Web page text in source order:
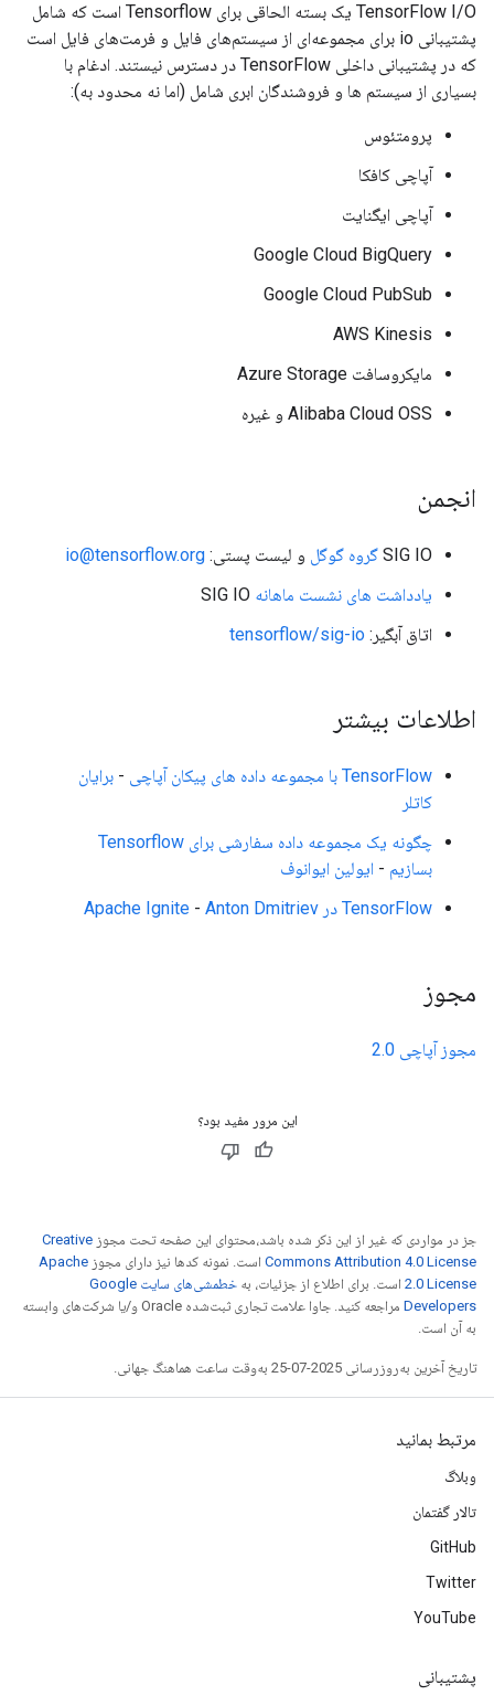
TensorFlow I/O یک بسته الحاقی برای Tensorflow است که شامل
پشتیبانی io برای مجموعه‌ای از سیستم‌های فایل و فرمت‌های فایل است
که در پشتیبانی داخلی TensorFlow در دسترس نیستند. ادغام با
بسیاری از سیستم ها و فروشندگان ابری شامل (اما نه محدود به):
پرومتئوس
آپاچی کافکا
آپاچی ایگنایت
Google Cloud BigQuery
Google Cloud PubSub
AWS Kinesis
مایکروسافت Azure Storage
Alibaba Cloud OSS و غیره
انجمن
SIG IO گروه گوگل و لیست پستی: io@tensorflow.org
یادداشت های نشست ماهانه
اتاق آبگیر: tensorflow/sig-io
اطلاعات بیشتر
TensorFlow با مجموعه داده های پیکان آپاچی - برایان
کاتلر
چگونه یک مجموعه داده سفارشی برای Tensorflow
بسازیم - ایولین ایوانوف
TensorFlow در Apache Ignite
- Anton Dmitriev
مجوز
مجوز آپاچی 2.0
این مرور مفید بود؟
جز در مواردی که غیر از این ذکر شده باشد،‌محتوای این صفحه تحت مجوز Creative
Commons Attribution 4.0 License است. نمونه کدها نیز دارای مجوز Apache
2.0 License است. برای اطلاع از جزئیات، به
خطمشی‌های سایت Google
Developers‏
مراجعه کنید. جاوا علامت تجاری ثبت‌شده Oracle و/یا شرکت‌های وابسته
به آن است.
تاریخ آخرین به‌روزرسانی 2025-07-25 به‌وقت ساعت هماهنگ جهانی.
مرتبط بمانید
وبلاگ
تالار گفتمان
GitHub
Twitter
YouTube
پشتیبانی